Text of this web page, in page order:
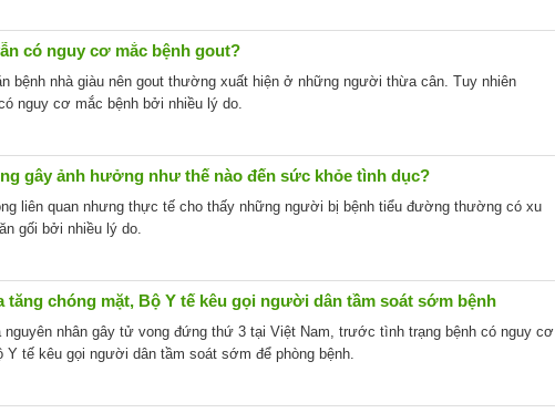
có nguy cơ mắc bệnh gout?
bệnh nhà giàu nên gout thường xuất hiện ở những người thừa cân. Tuy nhiên
nguy cơ mắc bệnh bởi nhiều lý do.
gây ảnh hưởng như thế nào đến sức khỏe tình dục?
liên quan nhưng thực tế cho thấy những người bị bệnh tiểu đường thường có xu
gối bởi nhiều lý do.
chóng mặt, Bộ Y tế kêu gọi người dân tầm soát sớm bệnh
nhân gây tử vong đứng thứ 3 tại Việt Nam, trước tình trạng bệnh có nguy cơ
Y tế kêu gọi người dân tầm soát sớm để phòng bệnh.